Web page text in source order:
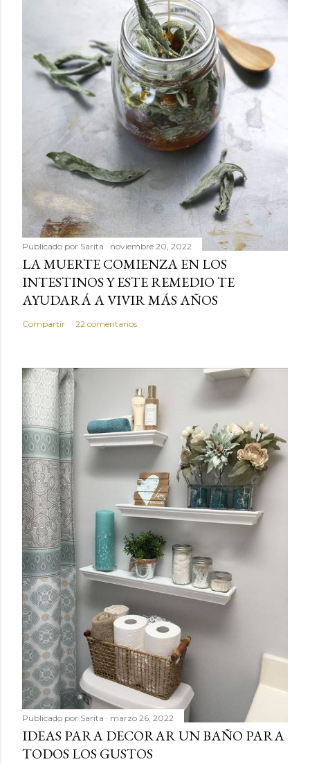
Publicado por Sarita noviembre 20, 2022
LA MUERTE COMIENZA EN LOS
INTESTINOS Y ESTE REMEDIO TE
AYUDARÁ A VIVIR MÁS AÑOS
Compartir 22 comentarios
Publicado por Sarita marzo 26, 2022
IDEAS PARA DECORAR UN BAÑO PARA
TODOS LOS GUSTOS